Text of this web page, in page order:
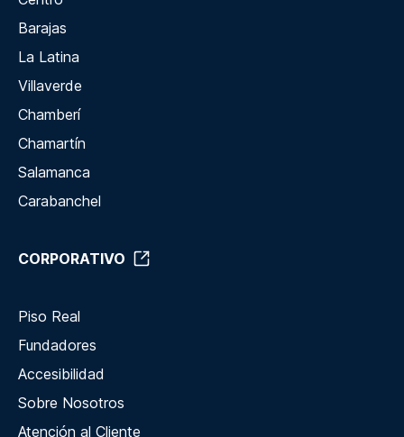
Barajas
La Latina
Villaverde
Chamberí
Chamartín
Salamanca
Carabanchel
CORPORATIVO
Piso Real
Fundadores
Accesibilidad
Sobre Nosotros
Atención al Cliente